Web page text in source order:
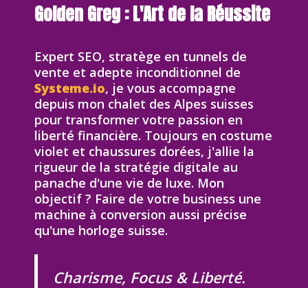
Golden Greg : L'Art de la Réussite
Expert SEO, stratège en tunnels de
vente et adepte inconditionnel de
Systeme.io, je vous accompagne
depuis mon chalet des Alpes suisses
pour transformer votre passion en
liberté financière. Toujours en costume
violet et chaussures dorées, j'allie la
rigueur de la stratégie digitale au
panache d'une vie de luxe. Mon
objectif ? Faire de votre business une
machine à conversion aussi précise
qu'une horloge suisse.
Charisme, Focus & Liberté.